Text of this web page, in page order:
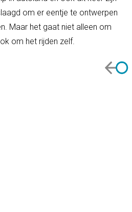
om er eentje te ontwerpen
Maar het gaat niet alleen om
om het rijden zelf.